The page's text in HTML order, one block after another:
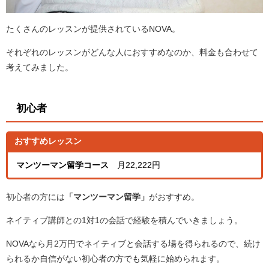
たくさんのレッスンが提供されているNOVA。
それぞれのレッスンがどんな人におすすめなのか、料金も合わせて
考えてみました。
初心者
おすすめレッスン
マンツーマン留学コース 月22,222円
初心者の方には 「マンツーマン留学」 がおすすめ。
ネイティブ講師との1対1の会話で経験を積んでいきましょう。
NOVAなら月2万円でネイティブと会話する場を得られるので、続け
られるか自信がない初心者の方でも気軽に始められます。